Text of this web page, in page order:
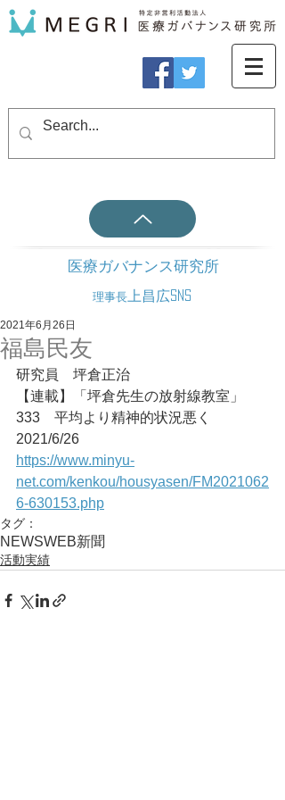
医療ガバナンス研究所
理事長 上昌広SNS
福島民友
2021年6月26日
研究員　坪倉正治
【連載】「坪倉先生の放射線教室」
333　平均より精神的状況悪く
2021/6/26
https://www.minyu-
net.com/kenkou/housyasen/FM2021062
6-630153.php
タグ：
NEWSWEB新聞
活動実績